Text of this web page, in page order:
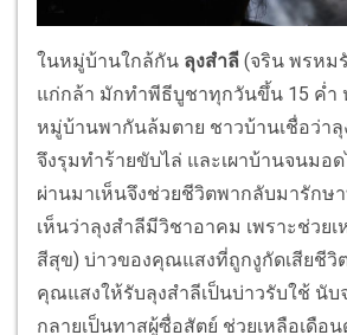
ในหมู่บ้านใกล้กัน ลุงสำลี (จริน พรหม
แก่กล้า มักทำพีธีบูชาทุกวันขึ้น 15 ค่ำ
หมู่บ้านพากันล้มตาย ชาวบ้านเชื่อว่าลุ
จึงรุมทำร้ายขับไล่ และเผาบ้านจนมอ
ผ่านมาเห็นจึงช่วยชีวิตพากลับมารักษา
เห็นว่าลุงสำลีมีวิชาอาคม เพราะช่วยเ
สีสุข) บ่าวของคุณแสงที่ถูกงูกัดเสียชีวิ
คุณแสงให้รับลุงสำลีเป็นบ่าวรับใช้ นับ
กลายเป็นทาสผู้ซื่อสัตย์ ช่วยเหลือเดือ